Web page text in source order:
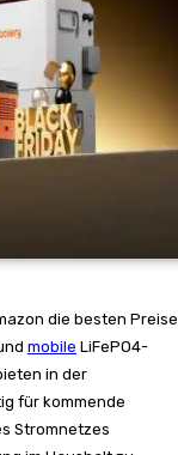
die besten Preise
mobile LiFePO4-
in der
für kommende
Stromnetzes